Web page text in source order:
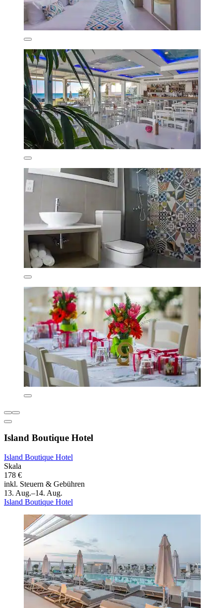
Island Boutique Hotel
Island Boutique Hotel
Skala
178 €
inkl. Steuern & Gebühren
13. Aug.–14. Aug.
Island Boutique Hotel